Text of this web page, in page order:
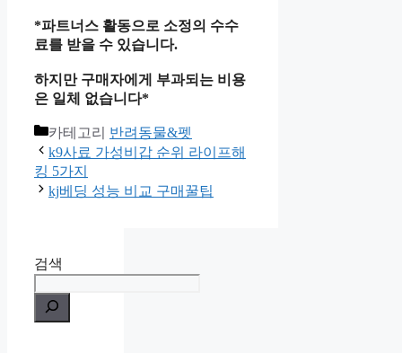
*파트너스 활동으로 소정의 수수
료를 받을 수 있습니다.
하지만 구매자에게 부과되는 비용
은 일체 없습니다*
카테고리 반려동물&펫
k9사료 가성비갑 순위 라이프해
킹 5가지
kj베딩 성능 비교 구매꿀팁
검색